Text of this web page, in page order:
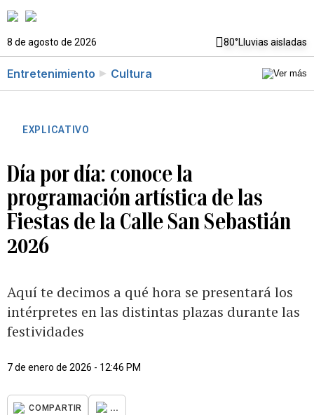
8 de agosto de 2026 80°Lluvias aisladas
Entretenimiento Cultura
EXPLICATIVO
Día por día: conoce la
programación artística de las
Fiestas de la Calle San Sebastián
2026
Aquí te decimos a qué hora se presentará los
intérpretes en las distintas plazas durante las
festividades
7 de enero de 2026 - 12:46 PM
COMPARTIR ...